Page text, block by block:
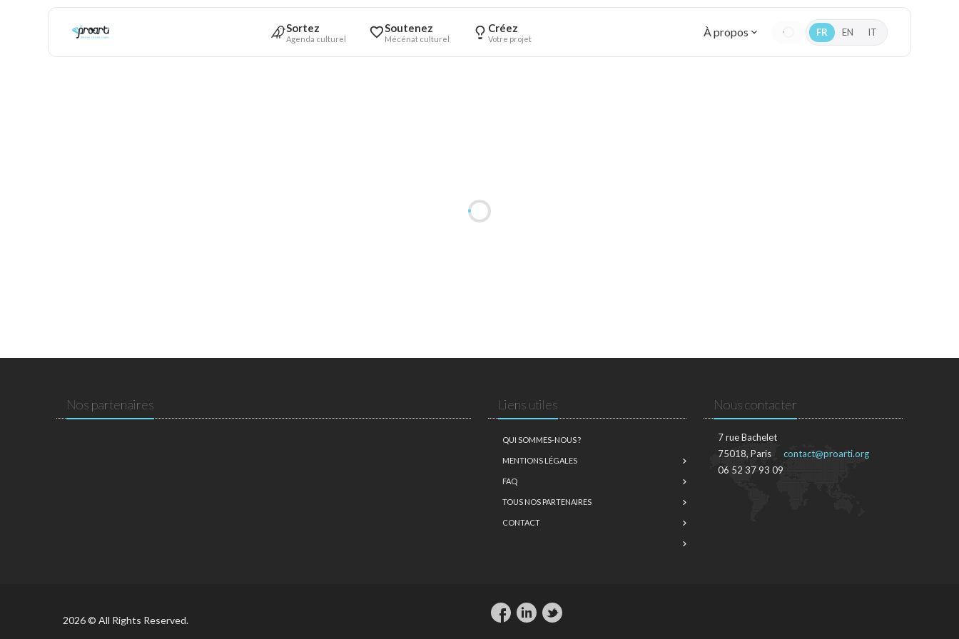
Sortez
Agenda culturel
Soutenez
Mécénat culturel
Créez
Votre projet À propos FR EN IT
Nos partenaires Liens utiles
QUI SOMMES-NOUS ?
MENTIONS LÉGALES
FAQ
TOUS NOS PARTENAIRES
CONTACT
Nous contacter
7 rue Bachelet
75018, Paris
06 52 37 93 09
contact@proarti.org
2026 © All Rights Reserved.